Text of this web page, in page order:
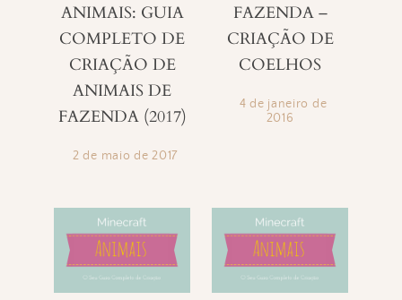
ANIMAIS: GUIA
COMPLETO DE
CRIAÇÃO DE
ANIMAIS DE
FAZENDA (2017)
2 de maio de 2017
FAZENDA –
CRIAÇÃO DE
COELHOS
4 de janeiro de
2016